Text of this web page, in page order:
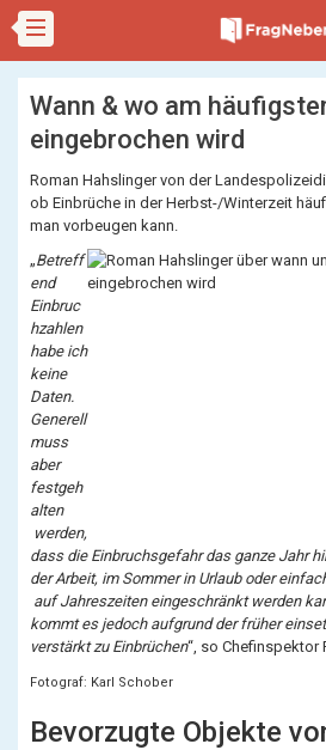
Wann & wo am
eingebrochen wird
Roman Hahslinger von der
ob Einbrüche in der Herbst-/Winterzeit
man vorbeugen kann.
„Betreff
end
Einbruc
hzahlen
habe ich
keine
Daten.
Generell
muss
aber
festgeh
alten
werden,
dass die Einbruchsgefahr das ganze Jahr
der Arbeit, im Sommer in Urlaub oder
auf Jahreszeiten eingeschränkt werden
kommt es jedoch aufgrund der früher
verstärkt zu Einbrüchen“, so Chefinspektor
Fotograf: Karl Schober
Bevorzugte Objekte